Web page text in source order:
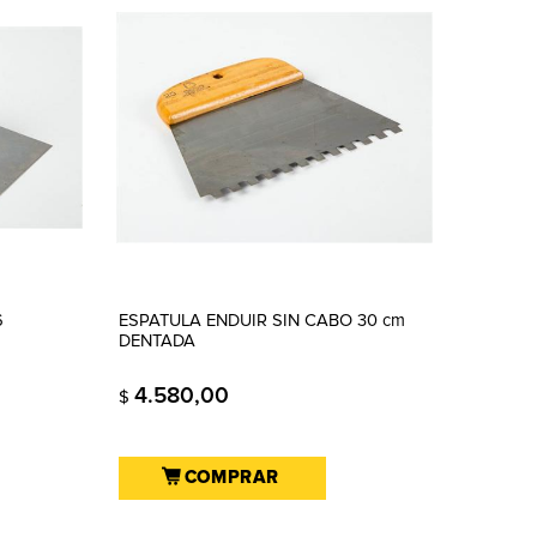
ESPATULA ENDUIR SIN CABO 30 cm
DENTADA
$ 4.580,00
COMPRAR